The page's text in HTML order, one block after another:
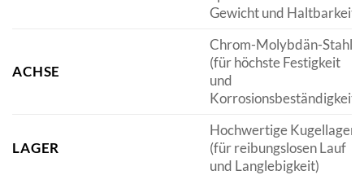
Gewicht und Haltbarkeit)
ACHSE
Chrom-Molybdän-Stahl
(für höchste Festigkeit
und
Korrosionsbeständigkeit)
LAGER
Hochwertige Kugellager
(für reibungslosen Lauf
und Langlebigkeit)